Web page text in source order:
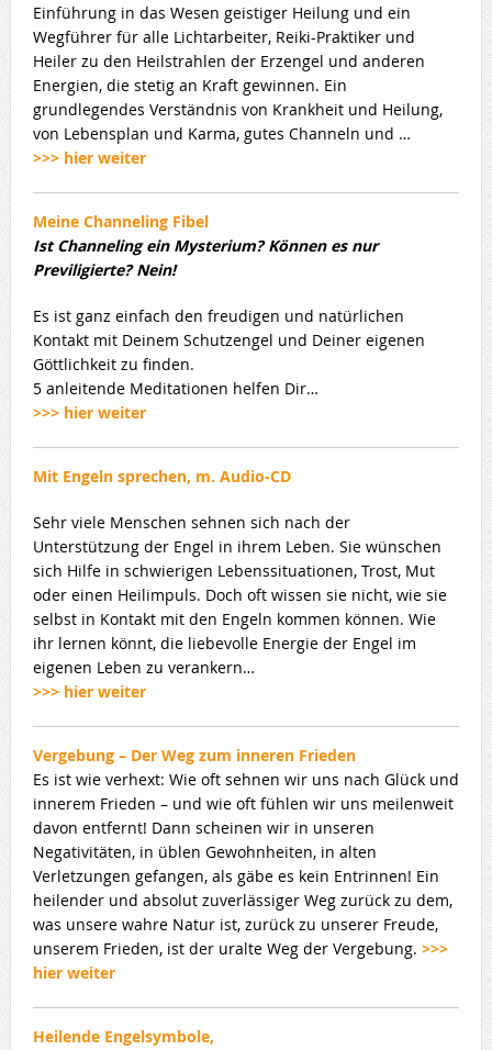
Einführung in das Wesen geistiger Heilung und ein
Wegführer für alle Lichtarbeiter, Reiki-Praktiker und
Heiler zu den Heilstrahlen der Erzengel und anderen
Energien, die stetig an Kraft gewinnen. Ein
grundlegendes Verständnis von Krankheit und Heilung,
von Lebensplan und Karma, gutes Channeln und …
>>> hier weiter
Meine Channeling Fibel
Ist Channeling ein Mysterium? Können es nur
Previligierte? Nein!
Es ist ganz einfach den freudigen und natürlichen
Kontakt mit Deinem Schutzengel und Deiner eigenen
Göttlichkeit zu finden.
5 anleitende Meditationen helfen Dir…
>>> hier weiter
Mit Engeln sprechen, m. Audio-CD
Sehr viele Menschen sehnen sich nach der
Unterstützung der Engel in ihrem Leben. Sie wünschen
sich Hilfe in schwierigen Lebenssituationen, Trost, Mut
oder einen Heilimpuls. Doch oft wissen sie nicht, wie sie
selbst in Kontakt mit den Engeln kommen können. Wie
ihr lernen könnt, die liebevolle Energie der Engel im
eigenen Leben zu verankern…
>>> hier weiter
Vergebung – Der Weg zum inneren Frieden
Es ist wie verhext: Wie oft sehnen wir uns nach Glück und
innerem Frieden – und wie oft fühlen wir uns meilenweit
davon entfernt! Dann scheinen wir in unseren
Negativitäten, in üblen Gewohnheiten, in alten
Verletzungen gefangen, als gäbe es kein Entrinnen! Ein
heilender und absolut zuverlässiger Weg zurück zu dem,
was unsere wahre Natur ist, zurück zu unserer Freude,
unserem Frieden, ist der uralte Weg der Vergebung. >>>
hier weiter
Heilende Engelsymbole,